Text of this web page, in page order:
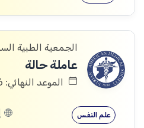
الجمعية الطبية
عاملة حالة
الموعد النهائي: 25/07/2026
علم النفس